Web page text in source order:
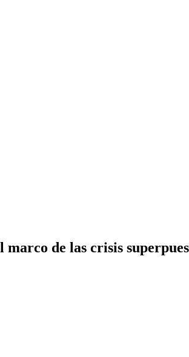
de las crisis